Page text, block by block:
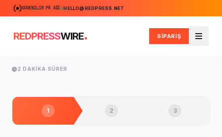
GÜVENILIR PR AĞI HELLO@REDPRESS.NET
REDPRESSWIRE. SİPARİŞ
Men
2 DAKIKA SÜRER
1 2 3